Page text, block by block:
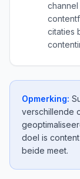
citaties
Opmerking:
verschillende
doel is
beide meet.